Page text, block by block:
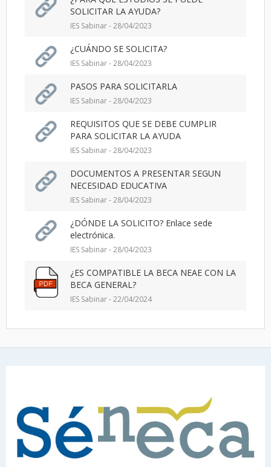
SOLICITAR LA AYUDA?
IES Sabinar - 28/04/2023
¿CUÁNDO SE SOLICITA?
IES Sabinar - 28/04/2023
PASOS PARA SOLICITARLA
IES Sabinar - 28/04/2023
REQUISITOS QUE SE DEBE CUMPLIR
PARA SOLICITAR LA AYUDA
IES Sabinar - 28/04/2023
DOCUMENTOS A PRESENTAR SEGUN
NECESIDAD EDUCATIVA
IES Sabinar - 28/04/2023
¿DÓNDE LA SOLICITO? Enlace sede
electrónica.
IES Sabinar - 28/04/2023
¿ES COMPATIBLE LA BECA NEAE CON LA
BECA GENERAL?
IES Sabinar - 22/04/2024